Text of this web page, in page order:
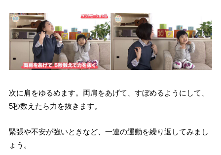
次に肩をゆるめます。両肩をあげて、すぼめるようにして、
5秒数えたら力を抜きます。
緊張や不安が強いときなど、一連の運動を繰り返してみまし
ょう。